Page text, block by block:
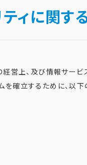
ィに関す
営上、及び情報サー
確立するために、以